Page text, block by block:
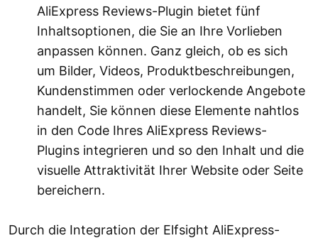
AliExpress Reviews-Plugin bietet fünf
Inhaltsoptionen, die Sie an Ihre Vorlieben
anpassen können. Ganz gleich, ob es sich
um Bilder, Videos, Produktbeschreibungen,
Kundenstimmen oder verlockende Angebote
handelt, Sie können diese Elemente nahtlos
in den Code Ihres AliExpress Reviews-
Plugins integrieren und so den Inhalt und die
visuelle Attraktivität Ihrer Website oder Seite
bereichern.
Durch die Integration der Elfsight AliExpress-